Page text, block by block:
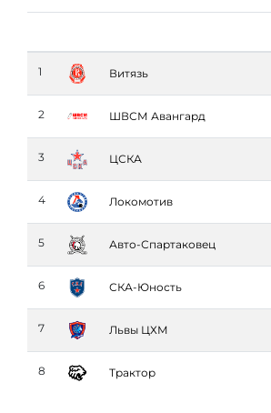
1 Витязь
2 ШВСМ Авангард
3 ЦСКА
4 Локомотив
5 Авто-Спартаковец
6 СКА-Юность
7 Львы ЦХМ
8 Трактор